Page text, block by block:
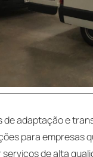
de adaptação e
para empresas
de alta